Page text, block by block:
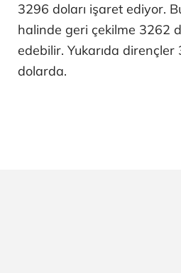
3296 doları işaret ediyor.
halinde geri çekilme 3262
edebilir. Yukarıda
dolarda.